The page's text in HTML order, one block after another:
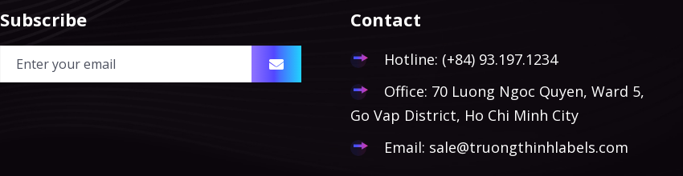
Subscribe Contact
Hotline: (+84) 93.197.1234
Office: 70 Luong Ngoc Quyen, Ward 5,
Go Vap District, Ho Chi Minh City
Email: sale@truongthinhlabels.com